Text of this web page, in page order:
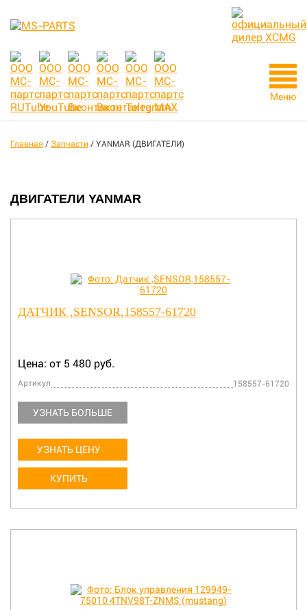
Меню
Главная / Запчасти / YANMAR (ДВИГАТЕЛИ)
ДВИГАТЕЛИ YANMAR
ДАТЧИК ,SENSOR,158557-61720
Цена: от 5 480 руб.
Артикул 158557-61720
УЗНАТЬ БОЛЬШЕ
УЗНАТЬ ЦЕНУ
КУПИТЬ